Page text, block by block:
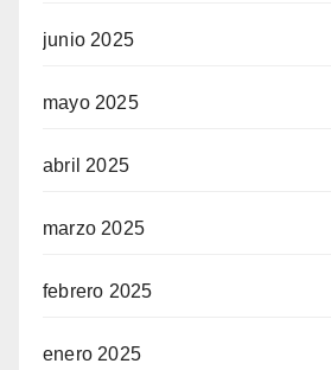
junio 2025
mayo 2025
abril 2025
marzo 2025
febrero 2025
enero 2025